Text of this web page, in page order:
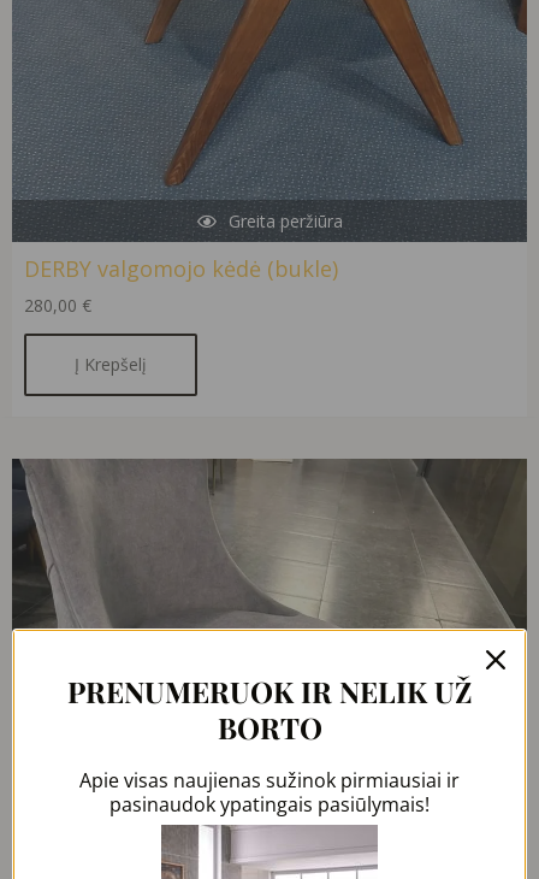
Greita peržiūra
DERBY valgomojo kėdė (bukle)
280,00 €
Į Krepšelį
PRENUMERUOK IR NELIK UŽ
BORTO
Apie visas naujienas sužinok pirmiausiai ir
pasinaudok ypatingais pasiūlymais!